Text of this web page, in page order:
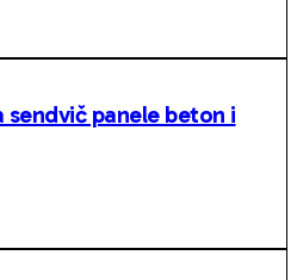
sendvič panele beton i